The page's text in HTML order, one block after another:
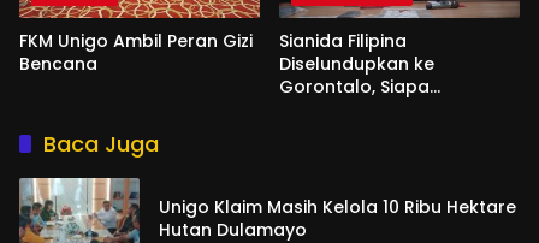
FKM Unigo Ambil Peran Gizi
Bencana
Sianida Filipina
Diselundupkan ke
Gorontalo, Siapa
Baca Juga
Unigo Klaim Masih Kelola 10 Ribu Hektare
Hutan Dulamayo